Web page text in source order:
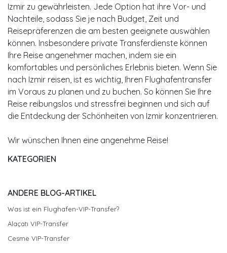
Izmir zu gewährleisten. Jede Option hat ihre Vor- und
Nachteile, sodass Sie je nach Budget, Zeit und
Reisepräferenzen die am besten geeignete auswählen
können. Insbesondere private Transferdienste können
Ihre Reise angenehmer machen, indem sie ein
komfortables und persönliches Erlebnis bieten. Wenn Sie
nach Izmir reisen, ist es wichtig, Ihren Flughafentransfer
im Voraus zu planen und zu buchen. So können Sie Ihre
Reise reibungslos und stressfrei beginnen und sich auf
die Entdeckung der Schönheiten von Izmir konzentrieren.
Wir wünschen Ihnen eine angenehme Reise!
KATEGORIEN
ANDERE BLOG-ARTIKEL
Was ist ein Flughafen-VIP-Transfer?
Alaçatı VIP-Transfer
Cesme VIP-Transfer